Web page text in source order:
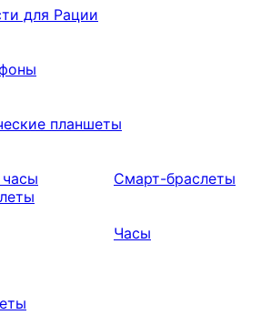
для Рации
планшеты
Смарт-браслеты
Часы